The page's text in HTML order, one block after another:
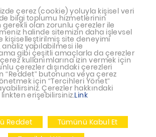
Anne sütü ile beslenmenin
olmadığı durumlarda
danışınız
yayınlanan bilgiler hekim
yerine geçmez.
bilgi için doktorunuza
danışınız.
çerez (cookie) yoluyla kişisel veri
bilgi toplumu hizmetlerinin
gerekli olan zorunlu çerezler ile
halinde sitemizin daha işlevsel
kişiselleştirilmiş site deneyimi
yapılabilmesi ile
gibi çeşitli amaçlarla da çerezler
çerez kullanımlarına izin vermek için
çerezler dışındaki çerezleri
“Reddet” butonuna veya çerez
için “Tercihleri Yönet”
Çerezler hakkındaki
erişebilirsiniz.Link
Reddet
Tümünü Kabul Et